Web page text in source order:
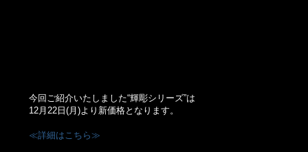
今回ご紹介いたしました“輝彫シリーズ”は
12月22日(月)より新価格となります。
≪詳細はこちら≫